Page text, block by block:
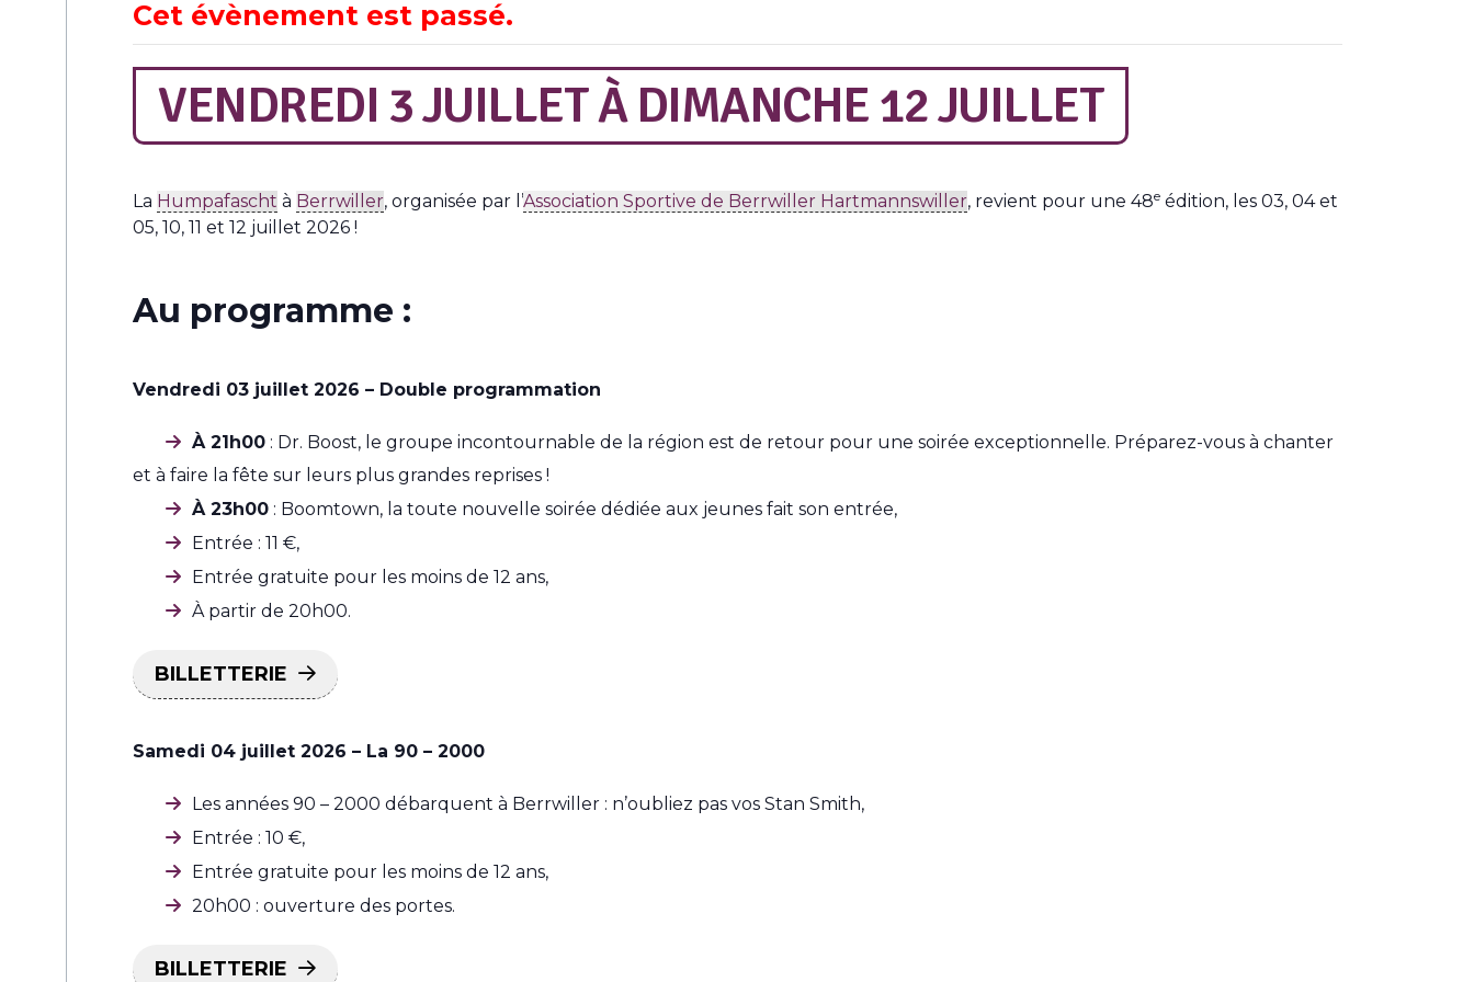
Cet évènement est passé.
VENDREDI 3 JUILLETÀ DIMANCHE 12 JUILLET
La Humpafascht à Berrwiller, organisée par l’Association Sportive de Berrwiller Hartmannswiller, revient pour une 48e édition, les 03, 04 et
05, 10, 11 et 12 juillet 2026 !
Au programme :
Vendredi 03 juillet 2026 – Double programmation
À 21h00 : Dr. Boost, l e groupe incontournable de la région est de retour pour une soirée exceptionnelle. Préparez-vous à chanter
et à faire la fête sur leurs plus grandes reprises !
À 23h00 : Boomtown, l a toute nouvelle soirée dédiée aux jeunes fait son entrée,
Entrée : 11 €,
Entrée gratuite pour les moins de 12 ans,
À partir de 20h00.
BILLETTERIE
Samedi 04 juillet 2026 – La 90 – 2000
Les années 90 – 2000 débarquent à Berrwiller : n’oubliez pas vos Stan Smith,
Entrée : 10 €,
Entrée gratuite pour les moins de 12 ans,
20h00 : ouverture des portes.
BILLETTERIE